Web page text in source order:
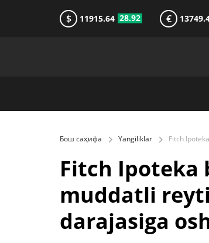
$ 11915.64 28.92 €
Бош саҳифа Yangiliklar
Fitch Ipoteka
muddatli
darajasiga